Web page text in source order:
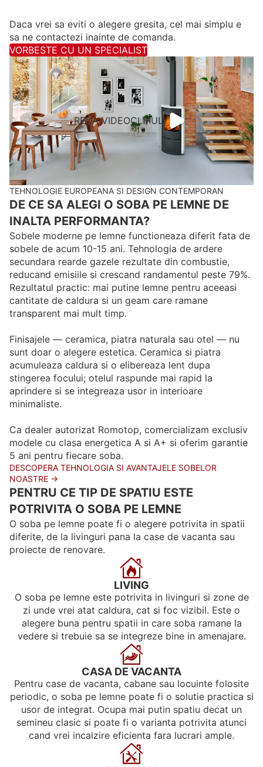
Daca vrei sa eviti o alegere gresita, cel mai simplu e
sa ne contactezi inainte de comanda.
VORBESTE CU UN SPECIALIST
REDA VIDEOCLIPUL
TEHNOLOGIE EUROPEANA SI DESIGN CONTEMPORAN
DE CE SA ALEGI O SOBA PE LEMNE DE
INALTA PERFORMANTA?
Sobele moderne pe lemne functioneaza diferit fata de
sobele de acum 10-15 ani. Tehnologia de ardere
secundara rearde gazele rezultate din combustie,
reducand emisiile si crescand randamentul peste 79%.
Rezultatul practic: mai putine lemne pentru aceeasi
cantitate de caldura si un geam care ramane
transparent mai mult timp.
Finisajele — ceramica, piatra naturala sau otel — nu
sunt doar o alegere estetica. Ceramica si piatra
acumuleaza caldura si o elibereaza lent dupa
stingerea focului; otelul raspunde mai rapid la
aprindere si se integreaza usor in interioare
minimaliste.
Ca dealer autorizat Romotop, comercializam exclusiv
modele cu clasa energetica A si A+ si oferim garantie
5 ani pentru fiecare soba.
DESCOPERA TEHNOLOGIA SI AVANTAJELE SOBELOR
NOASTRE →
PENTRU CE TIP DE SPATIU ESTE
POTRIVITA O SOBA PE LEMNE
O soba pe lemne poate fi o alegere potrivita in spatii
diferite, de la livinguri pana la case de vacanta sau
proiecte de renovare.
LIVING
O soba pe lemne este potrivita in livinguri si zone de
zi unde vrei atat caldura, cat si foc vizibil. Este o
alegere buna pentru spatii in care soba ramane la
vedere si trebuie sa se integreze bine in amenajare.
CASA DE VACANTA
Pentru case de vacanta, cabane sau locuinte folosite
periodic, o soba pe lemne poate fi o solutie practica si
usor de integrat. Ocupa mai putin spatiu decat un
semineu clasic si poate fi o varianta potrivita atunci
cand vrei incalzire eficienta fara lucrari ample.